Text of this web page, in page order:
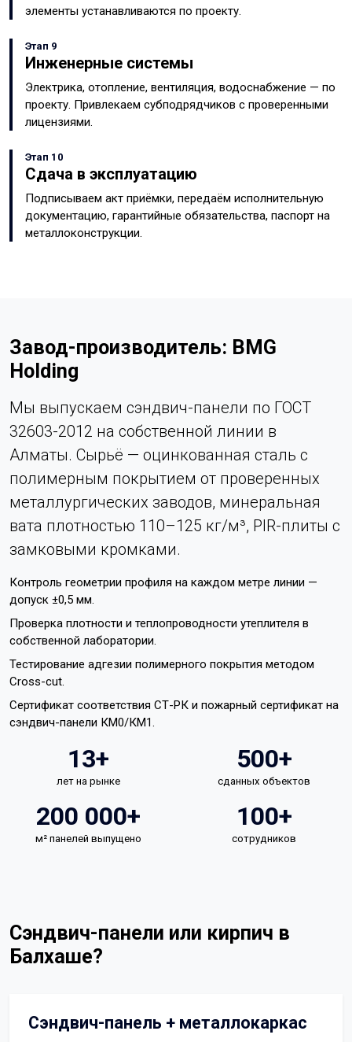
элементы устанавливаются по проекту.
Этап 9
Инженерные системы
Электрика, отопление, вентиляция, водоснабжение — по
проекту. Привлекаем субподрядчиков с проверенными
лицензиями.
Этап 10
Сдача в эксплуатацию
Подписываем акт приёмки, передаём исполнительную
документацию, гарантийные обязательства, паспорт на
металлоконструкции.
Завод-производитель: BMG
Holding
Мы выпускаем сэндвич-панели по ГОСТ
32603-2012 на собственной линии в
Алматы. Сырьё — оцинкованная сталь с
полимерным покрытием от проверенных
металлургических заводов, минеральная
вата плотностью 110–125 кг/м³, PIR-плиты с
замковыми кромками.
Контроль геометрии профиля на каждом метре линии —
допуск ±0,5 мм.
Проверка плотности и теплопроводности утеплителя в
собственной лаборатории.
Тестирование адгезии полимерного покрытия методом
Cross-cut.
Сертификат соответствия СТ-РК и пожарный сертификат на
сэндвич-панели КМ0/КМ1.
13+
лет на рынке
500+
сданных объектов
200 000+
м² панелей выпущено
100+
сотрудников
Сэндвич-панели или кирпич в
Балхаше?
Сэндвич-панель + металлокаркас